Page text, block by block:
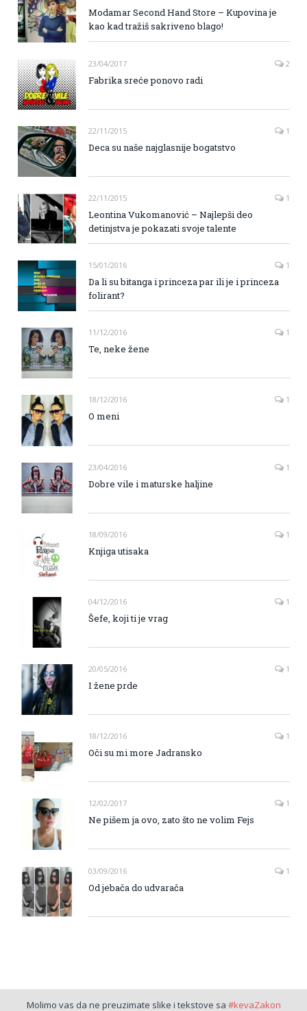
Modamar Second Hand Store – Kupovina je
kao kad tražiš sakriveno blago!
23/04/2017 2
Fabrika sreće ponovo radi
22/11/2015 1
Deca su naše najglasnije bogatstvo
22/11/2015 1
Leontina Vukomanović – Najlepši deo
detinjstva je pokazati svoje talente
15/01/2016 1
Da li su bitanga i princeza par ili je i princeza
folirant?
11/12/2016 1
Te, neke žene
18/12/2016 1
O meni
23/04/2016 1
Dobre vile i maturske haljine
18/09/2016 1
Knjiga utisaka
04/12/2016 1
Šefe, koji ti je vrag
20/05/2016 1
I žene prde
18/12/2016 1
Oči su mi more Jadransko
12/02/2017 1
Ne pišem ja ovo, zato što ne volim Fejs
03/09/2016 1
Od jebača do udvarača
Molimo vas da ne preuzimate slike i tekstove sa #kevaZakon